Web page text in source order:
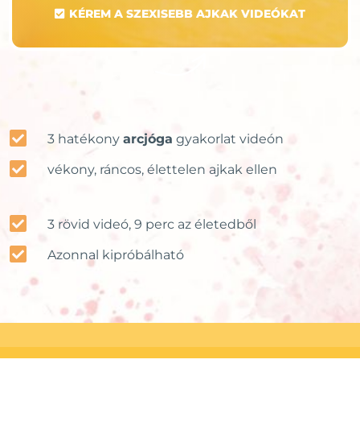
KÉREM A SZEXISEBB AJKAK VIDEÓKAT
 3 hatékony arcjóga gyakorlat videón
 vékony, ráncos, élettelen ajkak ellen
 3 rövid videó, 9 perc az életedből
 Azonnal kipróbálható